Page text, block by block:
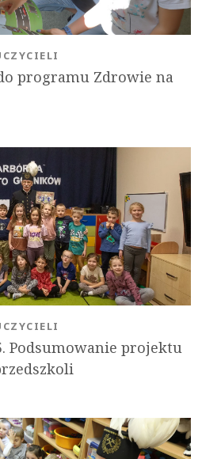
programu Zdrowie na
Podsumowanie projektu